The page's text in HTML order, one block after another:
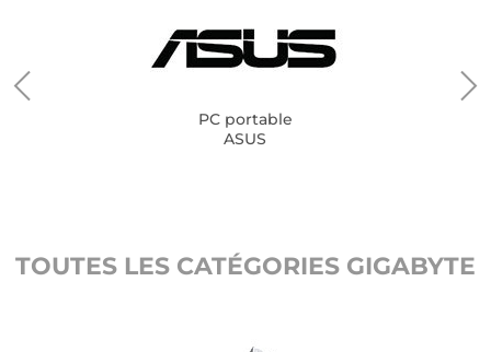
PC portable
ASUS
TOUTES LES CATÉGORIES GIGABYTE